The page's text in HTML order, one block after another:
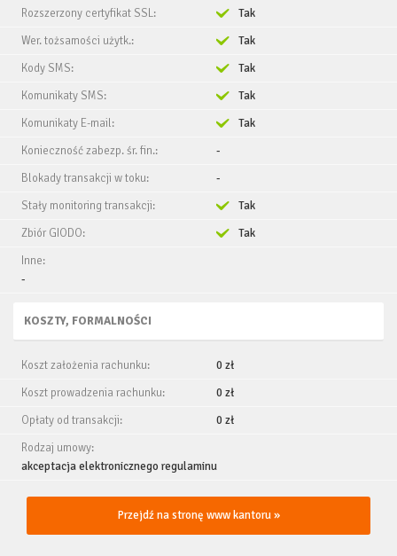
Rozszerzony certyfikat SSL:
Tak
Wer. tożsamości użytk.:
Tak
Kody SMS:
Tak
Komunikaty SMS:
Tak
Komunikaty E-mail:
Tak
Konieczność zabezp. śr. fin.:
-
Blokady transakcji w toku:
-
Stały monitoring transakcji:
Tak
Zbiór GIODO:
Tak
Inne:
-
KOSZTY, FORMALNOŚCI
Koszt założenia rachunku:
0 zł
Koszt prowadzenia rachunku:
0 zł
Opłaty od transakcji:
0 zł
Rodzaj umowy:
akceptacja elektronicznego regulaminu
Przejdź na stronę www kantoru »